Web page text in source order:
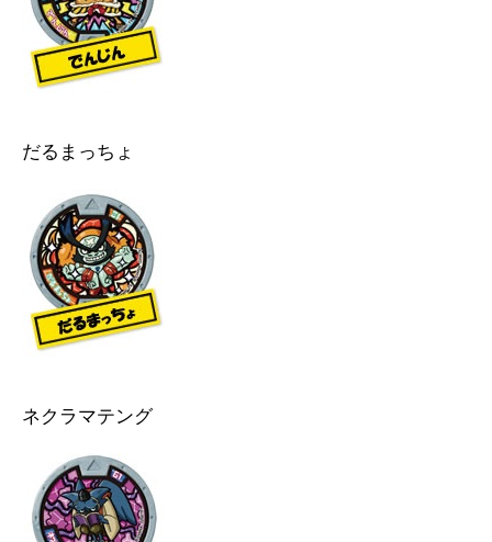
だるまっちょ
ネクラマテング